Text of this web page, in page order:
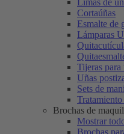
Limas de
Cortaúñas
Esmalte de
Lámparas
Tijeras para
Uñas
Sets de
Tratamiento
Brochas de
Mostrar
Brochas